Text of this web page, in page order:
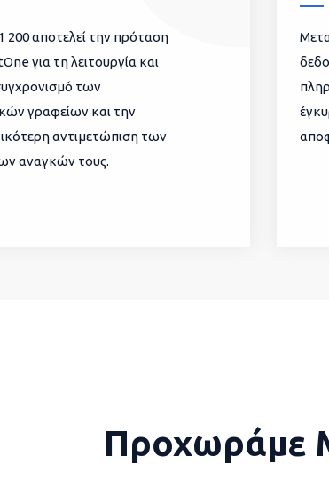
200 αποτελεί την πρόταση
για τη λειτουργία και
των
γραφείων και την
αντιμετώπιση των
αναγκών τους.
Προχωράμε